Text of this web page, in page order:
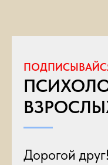
Дорогой друг!